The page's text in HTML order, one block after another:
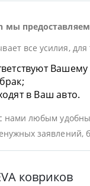
мы
все усилия,
Вашему
в Ваш авто.
нами любым
заявлений,
ковриков